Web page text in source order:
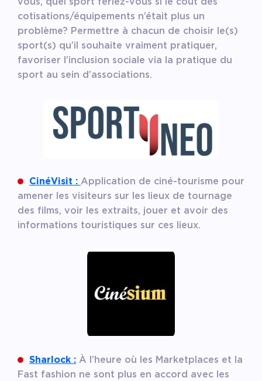
cotisations/équipements n’était plus un
problème? Permettre à chacun de choisir le(s)
sport(s) qu’il souhaite vraiment pratiquer,
favoriser l’inclusion sociale via la pratique du
sport au sein d’associations.
CinéVisit : Application de ciné-tourisme pour
amener les visiteurs sur les lieux de tournage
des films, voir les extraits, jouer et avoir des
informations touristiques sur ces lieux.
Sharlock : À l’heure où les Marketplaces et la
Fast fashion ne sont plus en accord avec les